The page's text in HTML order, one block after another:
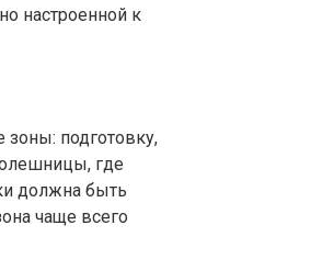
настроенной к
зоны: подготовку,
где
должна быть
чаще всего